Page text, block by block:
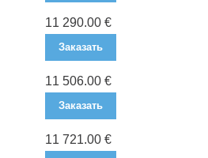
11 290.00 €
Заказать
11 506.00 €
Заказать
11 721.00 €